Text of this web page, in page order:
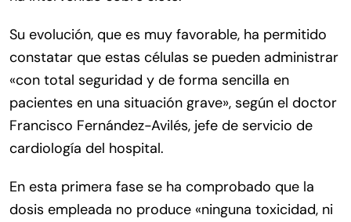
Su evolución, que es muy favorable, ha permitido
constatar que estas células se pueden administrar
«con total seguridad y de forma sencilla en
pacientes en una situación grave», según el doctor
Francisco Fernández-Avilés, jefe de servicio de
cardiología del hospital.
En esta primera fase se ha comprobado que la
dosis empleada no produce «ninguna toxicidad, ni